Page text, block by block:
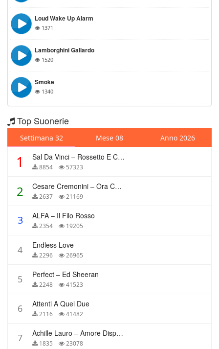
Loud Wake Up Alarm
1371
Lamborghini Gallardo
1520
Smoke
1340
Top Suonerie
Settimana 32 Mese 08 Anno 2026
1 Sal Da Vinci – Rossetto E Caffè
8854 57323
2 Cesare Cremonini – Ora Che Non Ho Più Te
2637 21169
3 ALFA – Il Filo Rosso
2354 19205
4 Endless Love
2296 26965
5 Perfect – Ed Sheeran
2248 41523
6 Attenti A Quei Due
2116 41482
7 Achille Lauro – Amore Disperato
1835 23078